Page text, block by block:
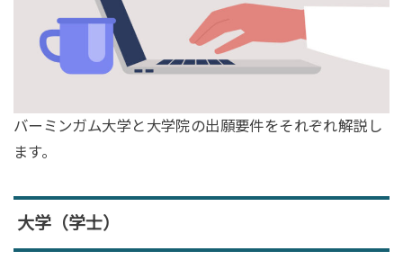
バーミンガム大学と大学院の出願要件をそれぞれ解説し
ます。
大学（学士）